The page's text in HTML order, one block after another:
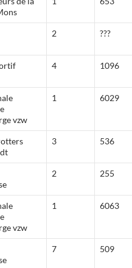
2 ???
4 1096
vzw
1 6029
3 536
2 255
vzw
1 6063
7 509